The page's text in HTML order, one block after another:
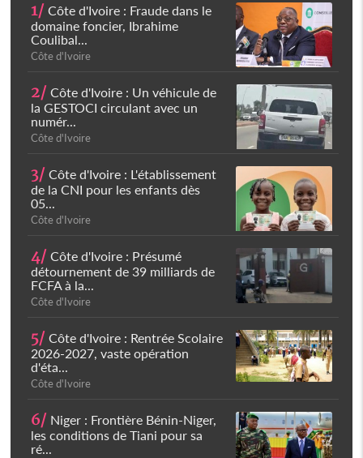
1/ Côte d'Ivoire : Fraude dans le
domaine foncier, Ibrahime
Coulibal...
Côte d'Ivoire
2/ Côte d'Ivoire : Un véhicule de
la GESTOCI circulant avec un
numér...
Côte d'Ivoire
3/ Côte d'Ivoire : L'établissement
de la CNI pour les enfants dès
05...
Côte d'Ivoire
4/ Côte d'Ivoire : Présumé
détournement de 39 milliards de
FCFA à la...
Côte d'Ivoire
5/ Côte d'Ivoire : Rentrée Scolaire
2026-2027, vaste opération
d'éta...
Côte d'Ivoire
6/ Niger : Frontière Bénin-Niger,
les conditions de Tiani pour sa
ré...